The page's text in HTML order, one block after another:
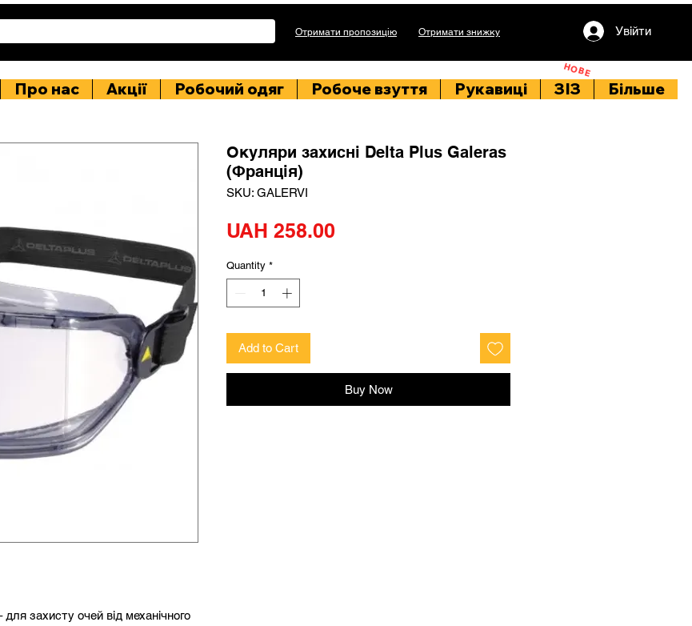
Отримати пропозицію Отримати знижку Увійти
НОВЕ
Про нас Акції Робочий одяг Робоче взуття Рукавиці ЗІЗ Більше
захисту очей від механічного
Окуляри захисні Delta Plus Galeras
(Франція)
SKU: GALERVI
UAH 258.00
Quantity *
Add to Cart
Buy Now